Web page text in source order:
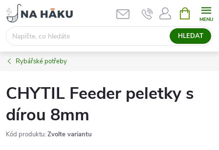
Přejít
na
obsah
HLEDAT
NÁKUPNÍ
KOŠÍK
Rybářské potřeby
CHYTIL Feeder peletky s
dírou 8mm
Kód produktu: Zvolte variantu